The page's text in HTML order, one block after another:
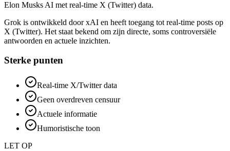
Elon Musks AI met real-time X (Twitter) data.
Grok is ontwikkeld door xAI en heeft toegang tot real-time posts op
X (Twitter). Het staat bekend om zijn directe, soms controversiële
antwoorden en actuele inzichten.
Sterke punten
Real-time X/Twitter data
Geen overdreven censuur
Actuele informatie
Humoristische toon
LET OP